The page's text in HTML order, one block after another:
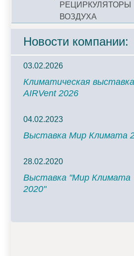
РЕЦИРКУЛЯТОРЫ
ВОЗДУХА
Новости компании:
03.02.2026
Климатическая выставка
AIRVent 2026
04.02.2023
Выставка Мир Климата
28.02.2020
Выставка "Мир Климата
2020"